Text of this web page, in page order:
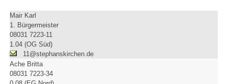
Mair Karl
1. Bürgermeister
08031 7223-11
1.04 (OG Süd)
11@stephanskirchen.de
Ache Britta
08031 7223-34